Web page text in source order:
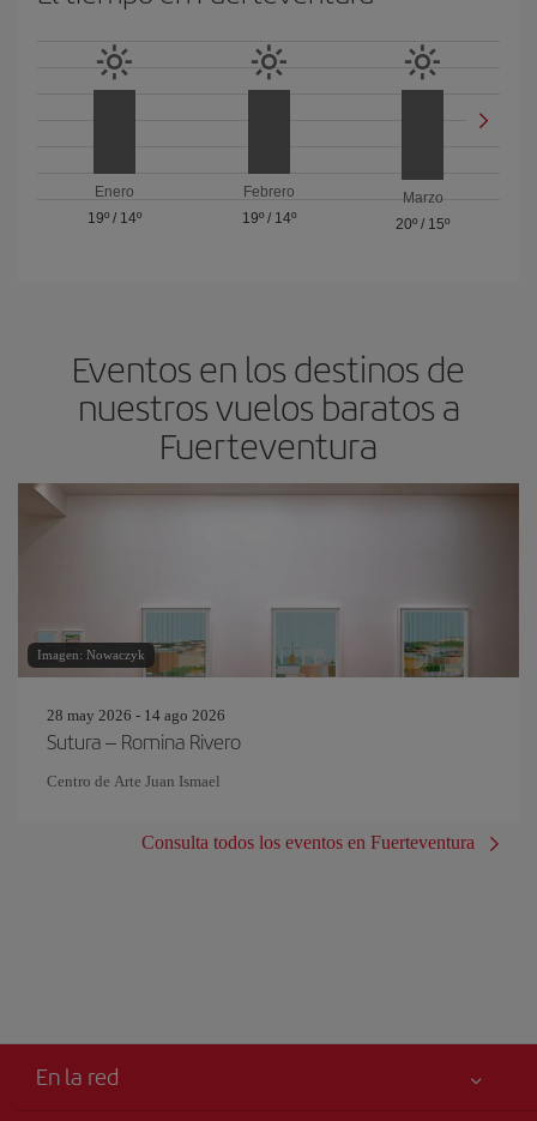
Enero
19º/ 14º
Febrero
19º/ 14º
Marzo
20º / 15º
Eventos en los destinos de
nuestros vuelos baratos a
Fuerteventura
Imagen: Nowaczyk
28 may 2026 - 14 ago 2026
Sutura – Romina Rivero
Centro de Arte Juan Ismael
Consulta todos los eventos en Fuerteventura
En la red